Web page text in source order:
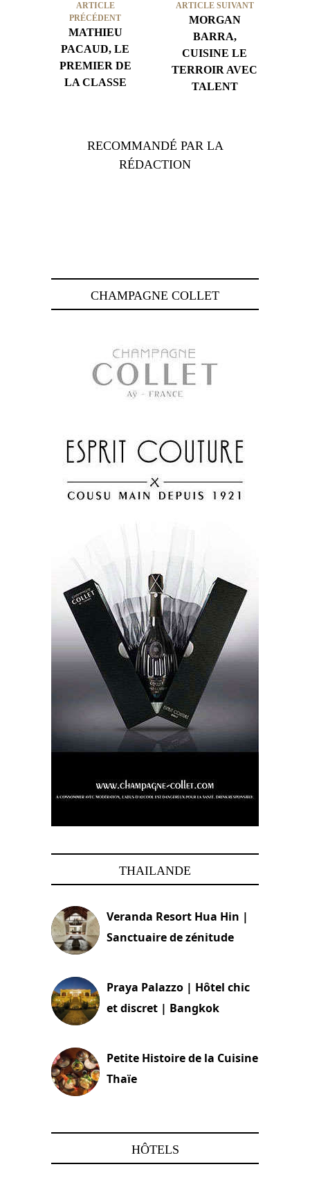
ARTICLE
PRÉCÉDENT
MATHIEU
PACAUD, LE
PREMIER DE
LA CLASSE
ARTICLE SUIVANT
MORGAN
BARRA,
CUISINE LE
TERROIR AVEC
TALENT
RECOMMANDÉ PAR LA
RÉDACTION
CHAMPAGNE COLLET
THAILANDE
Veranda Resort Hua Hin |
Sanctuaire de zénitude
Praya Palazzo | Hôtel chic
et discret | Bangkok
Petite Histoire de la Cuisine
Thaïe
HÔTELS